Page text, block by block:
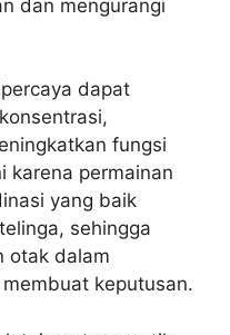
dan mengurangi
dapat
fungsi
karena permainan
yang baik
sehingga
otak dalam
keputusan.